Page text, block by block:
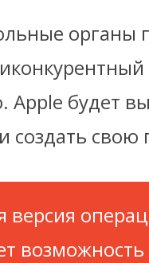
органы
Apple будет
создать свою
версия